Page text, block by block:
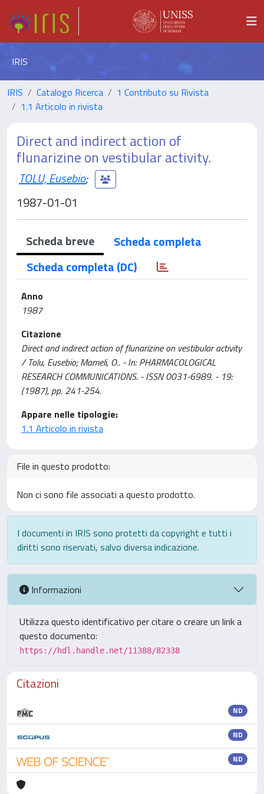
IRIS
IRIS Catalogo Ricerca
1 Contributo su Rivista
1.1 Articolo in rivista
Direct and indirect action of
flunarizine on vestibular activity.
TOLU, Eusebio;
1987-01-01
Scheda breve
Scheda completa
Scheda completa (DC)
Anno
1987
Citazione
Direct and indirect action of flunarizine on vestibular activity
/ Tolu, Eusebio; Mameli, O.. - In: PHARMACOLOGICAL
RESEARCH COMMUNICATIONS. - ISSN 0031-6989. - 19:
(1987), pp. 241-254.
Appare nelle tipologie:
1.1 Articolo in rivista
File in questo prodotto:
Non ci sono file associati a questo prodotto.
I documenti in IRIS sono protetti da copyright e tutti i
diritti sono riservati, salvo diversa indicazione.
Informazioni
Utilizza questo identificativo per citare o creare un link a
questo documento:
https://hdl.handle.net/11388/82338
Citazioni
ND
ND
ND